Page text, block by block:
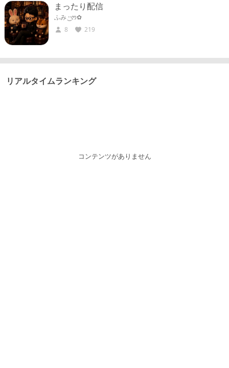
まったり配信
ふみ ·͜·ᰔ✿︎
8
219
リアルタイムランキング
コンテンツがありません